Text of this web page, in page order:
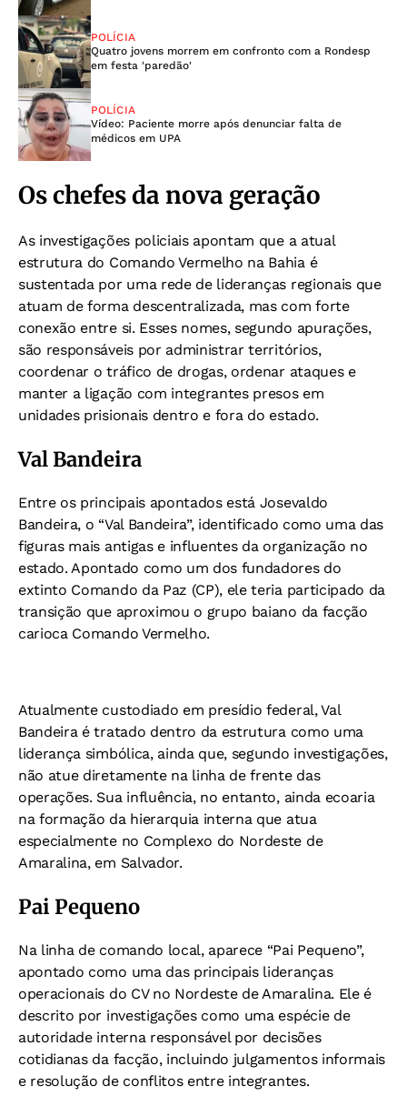
POLÍCIA
Quatro jovens morrem em confronto com a Rondesp
em festa 'paredão'
POLÍCIA
Vídeo: Paciente morre após denunciar falta de
médicos em UPA
Os chefes da nova geração
As investigações policiais apontam que a atual
estrutura do Comando Vermelho na Bahia é
sustentada por uma rede de lideranças regionais que
atuam de forma descentralizada, mas com forte
conexão entre si. Esses nomes, segundo apurações,
são responsáveis por administrar territórios,
coordenar o tráfico de drogas, ordenar ataques e
manter a ligação com integrantes presos em
unidades prisionais dentro e fora do estado.
Val Bandeira
Entre os principais apontados está Josevaldo
Bandeira, o “Val Bandeira”, identificado como uma das
figuras mais antigas e influentes da organização no
estado. Apontado como um dos fundadores do
extinto Comando da Paz (CP), ele teria participado da
transição que aproximou o grupo baiano da facção
carioca Comando Vermelho.
Atualmente custodiado em presídio federal, Val
Bandeira é tratado dentro da estrutura como uma
liderança simbólica, ainda que, segundo investigações,
não atue diretamente na linha de frente das
operações. Sua influência, no entanto, ainda ecoaria
na formação da hierarquia interna que atua
especialmente no Complexo do Nordeste de
Amaralina, em Salvador.
Pai Pequeno
Na linha de comando local, aparece “Pai Pequeno”,
apontado como uma das principais lideranças
operacionais do CV no Nordeste de Amaralina. Ele é
descrito por investigações como uma espécie de
autoridade interna responsável por decisões
cotidianas da facção, incluindo julgamentos informais
e resolução de conflitos entre integrantes.